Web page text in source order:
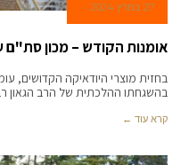
27 במרץ 2024
אומנות הקודש – מכון סת"ם
בחזית מוצרי היודאיקה הקדושים,
בהשגחתו ההלכתית של הרב הגאון
קרא עוד ←